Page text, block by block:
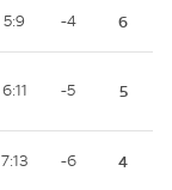
5:9 -4 6
6:11 -5 5
7:13 -6 4